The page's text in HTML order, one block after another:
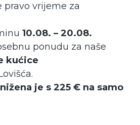
pravo vrijeme za
10.08. – 20.08.
ponudu za naše
kućice
je s 225 € na samo